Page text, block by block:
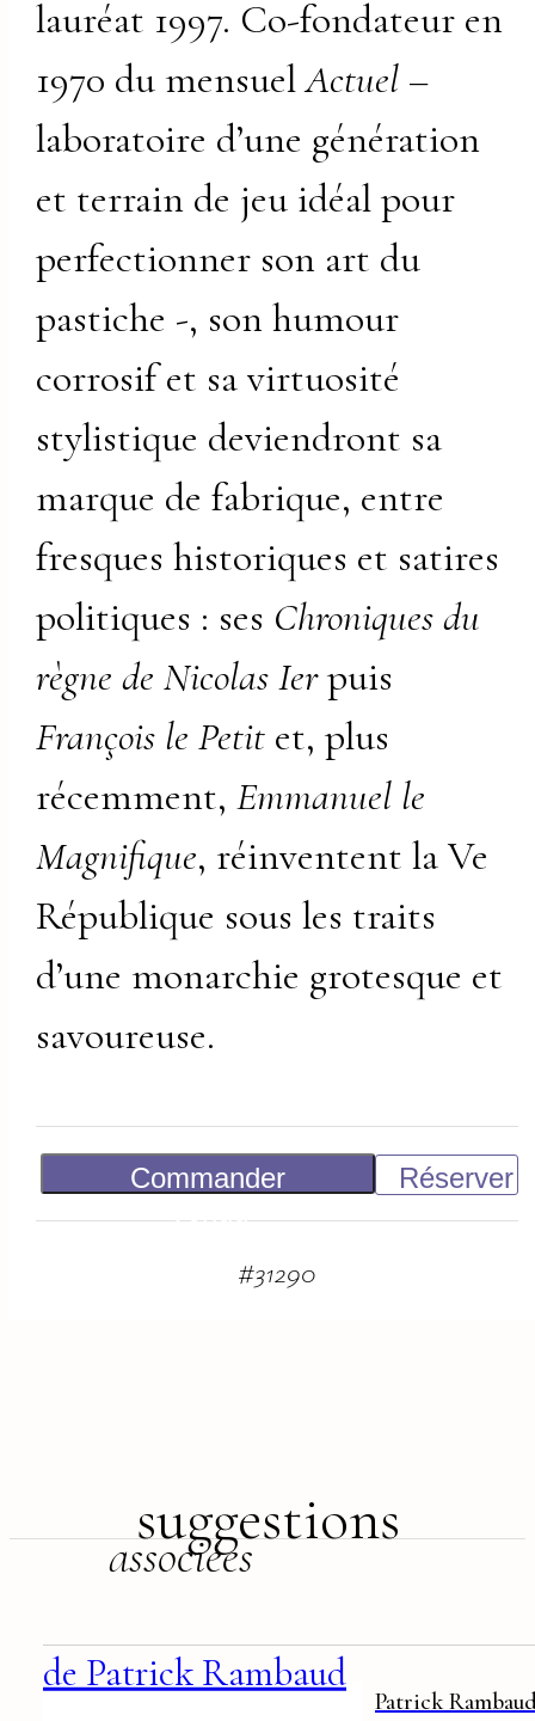
lauréat 1997. Co-fondateur en
1970 du mensuelActuel –
laboratoire d’une génération
et terrain de jeu idéal pour
perfectionner son art du
pastiche -, son humour
corrosif et sa virtuosité
stylistique deviendront sa
marque de fabrique, entre
fresques historiques et satires
politiques : ses Chroniques du
règne de Nicolas Ierpuis
François le Petit et, plus
récemment,Emmanuel le
Magnifique, réinventent la Ve
République sous les traits
d’une monarchie grotesque et
savoureuse.
Commander
Réserver
#31290
suggestions
associées
de Patrick Rambaud
Patrick